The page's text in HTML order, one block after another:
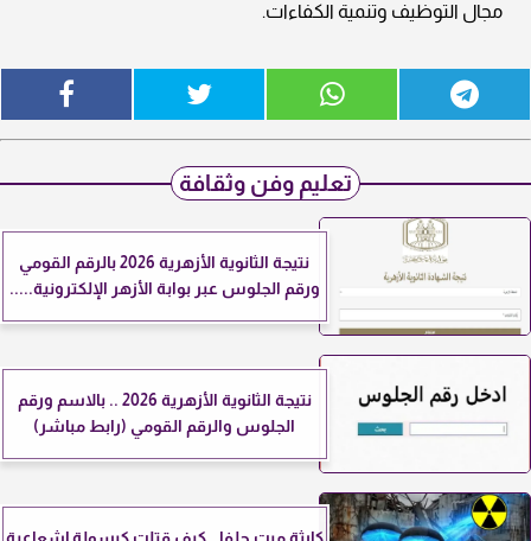
مجال التوظيف وتنمية الكفاءات.
تعليم وفن وثقافة
نتيجة الثانوية الأزهرية 2026 بالرقم القومي
ورقم الجلوس عبر بوابة الأزهر الإلكترونية.....
نتيجة الثانوية الأزهرية 2026 .. بالاسم ورقم
الجلوس والرقم القومي (رابط مباشر)